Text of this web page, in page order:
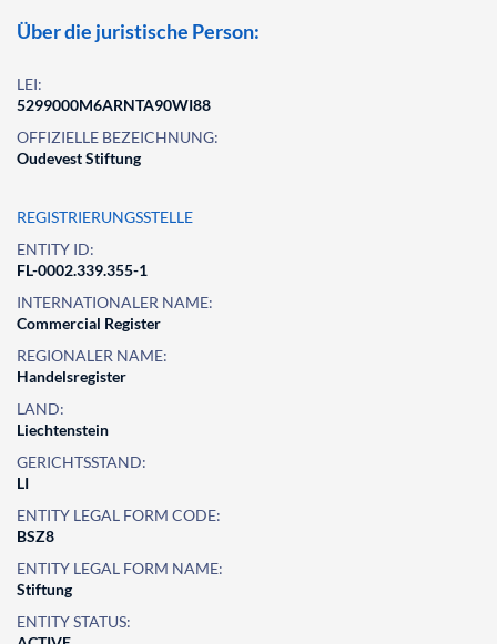
Über die juristische Person:
LEI:
5299000M6ARNTA90WI88
OFFIZIELLE BEZEICHNUNG:
Oudevest Stiftung
REGISTRIERUNGSSTELLE
ENTITY ID:
FL-0002.339.355-1
INTERNATIONALER NAME:
Commercial Register
REGIONALER NAME:
Handelsregister
LAND:
Liechtenstein
GERICHTSSTAND:
LI
ENTITY LEGAL FORM CODE:
BSZ8
ENTITY LEGAL FORM NAME:
Stiftung
ENTITY STATUS: